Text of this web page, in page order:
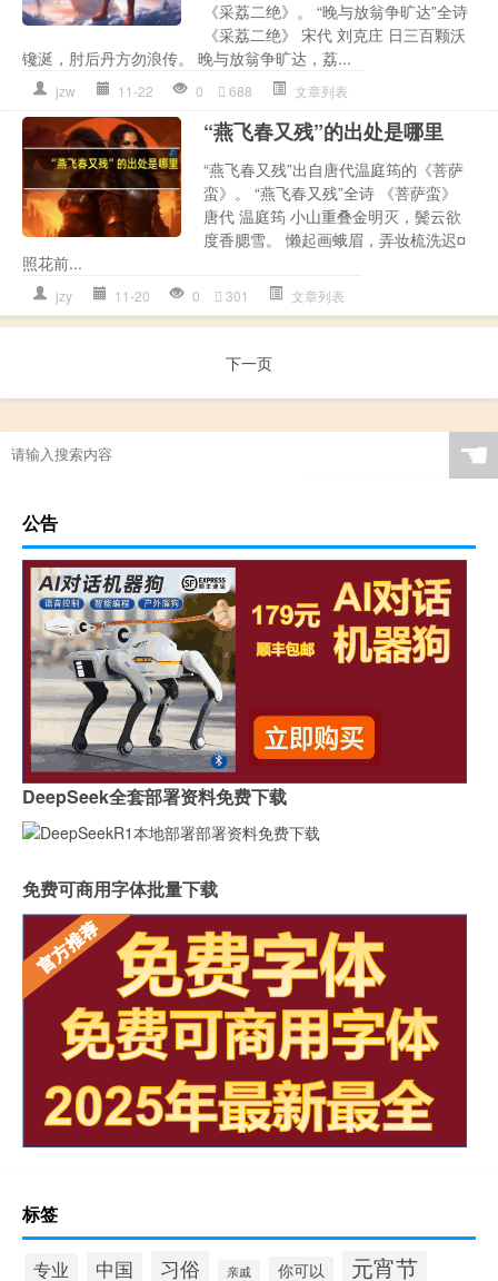
《采荔二绝》。 “晚与放翁争旷达”全诗
《采荔二绝》 宋代 刘克庄 日三百颗沃
镵涎，肘后丹方勿浪传。 晚与放翁争旷达，荔...
jzw 11-22 0 688 文章列表
“燕飞春又残”的出处是哪里
“燕飞春又残”出自唐代温庭筠的《菩萨
蛮》。 “燕飞春又残”全诗 《菩萨蛮》
唐代 温庭筠 小山重叠金明灭，鬓云欲
度香腮雪。 懒起画蛾眉，弄妆梳洗迟¤
照花前...
jzy 11-20 0 301 文章列表
下一页
☚
公告
DeepSeek全套部署资料免费下载
免费可商用字体批量下载
标签
专业 中国 习俗 亲戚 你可以 元宵节